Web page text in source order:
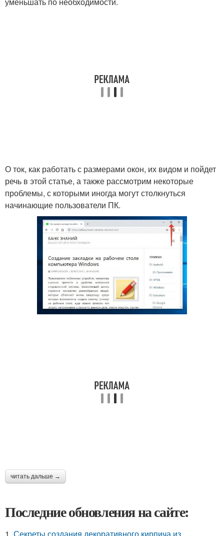
О ток, как работать с размерами окон, их видом и пойдет
речь в этой статье, а также рассмотрим некоторые
проблемы, с которыми иногда могут столкнуться
начинающие пользователи ПК.
читать дальше →
Последние обновления на сайте: